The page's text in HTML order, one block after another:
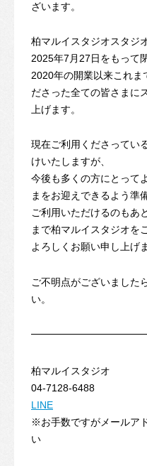
ざいます。
柏マルイスタジオスタジ
2025年7月27日をもって
2020年の開業以来これま
ださった全ての皆さまに
上げます。
現在ご利用くださってい
けいたしますが、
今後も多くの方にとって
まをお迎えできるよう準
ご利用いただけるのもあ
まで柏マルイスタジオを
よろしくお願い申し上げ
ご不明点がございました
い。
柏マルイスタジオ
04-7128-6488
LINE
※お手数ですがメールア
い